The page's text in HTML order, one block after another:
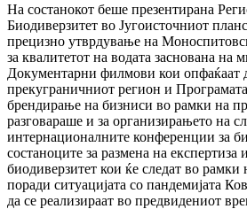
На состанокот беше презентирaна
Биодиверзитет во Југоисточниот
прецизно утврдување на
за квалитетот на водата заснована на
Документарни филмови кои опфаќаат
прекуграничниот регион и
брендирање на бизниси во рамки на
разговараше и за организирањето на
интернационалните конференции за
состаноците за размена на експертиза
биодиверзитет кои ќе следат во рамки
поради ситуацијата со пандемијата
да се реализираат во предвидениот